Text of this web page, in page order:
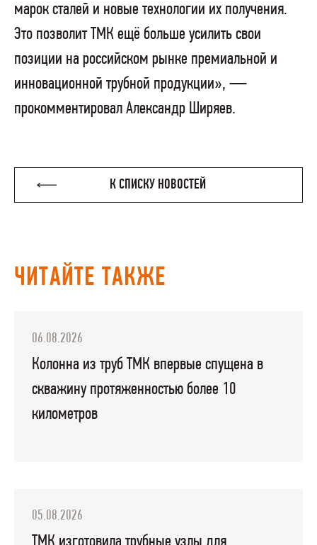
марок сталей и новые технологии их получения.
Это позволит ТМК ещё больше усилить свои
позиции на российском рынке премиальной и
инновационной трубной продукции», —
прокомментировал Александр Ширяев.
К СПИСКУ НОВОСТЕЙ
ЧИТАЙТЕ ТАКЖЕ
06.08.2026
Колонна из труб ТМК впервые спущена в
скважину протяженностью более 10
километров
05.08.2026